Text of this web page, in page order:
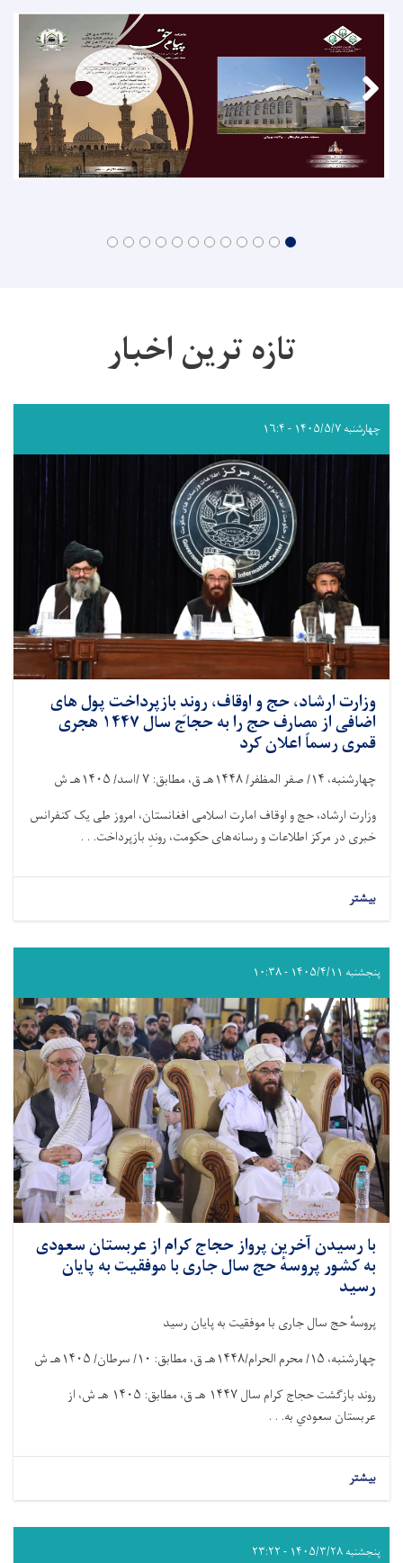
تازه ترین اخبار
چهارشنبه ۱۴۰۵/۵/۷ - ۱۶:۴
وزارت ارشاد، حج و اوقاف، روندِ بازپرداخت پول ‌های
اضافی از مصارف حج را به حجاج سال ۱۴۴۷ هجری
قمری رسماً اعلان کرد
چهارشنبه، ۱۴/ صفر المظفر/۱۴۴۸هـ ق، مطابق: ۷ / اسد/۱۴۰۵هـ ش
وزارت ارشاد، حج و اوقاف امارت اسلامی افغانستان، امروز طی یک کنفرانس
خبری در مرکز اطلاعات و رسانه‌های حکومت، روندِ بازپرداخت. . .
بیشتر
پنجشنبه ۱۴۰۵/۴/۱۱ - ۱۰:۳۸
با رسیدن آخرین پرواز حجاج کرام از عربستان سعودی
به کشور پروسهٔ حج سال جاری با موفقیت به پایان
رسید
پروسهٔ حج سال جاری با موفقیت به پایان رسید
چهارشنبه، ۱۵/ محرم الحرام/۱۴۴۸هـ ق، مطابق: ۱۰/ سرطان/۱۴۰۵هـ ش
روند بازگشت حجاج کرام سال۱۴۴۷ هـ ق، مطابق: ۱۴۰۵ هـ ش، از
عربستان سعودي به. . .
بیشتر
پنجشنبه ۱۴۰۵/۳/۲۸ - ۲۳:۲۲